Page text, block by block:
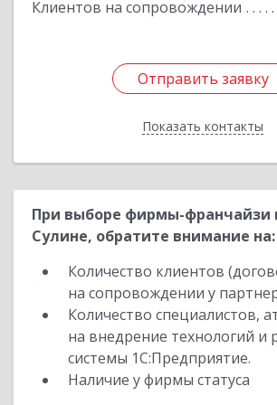
Клиентов на сопровождении
Отправить заявку
Показать контакты
Отправить заявку
Назад
При выборе фирмы-франчайзи
Сулине, обратите внимание на:
Количество клиентов
на сопровождении у
Количество специалистов,
на внедрение технологий и
системы 1С:Предприятие.
Наличие у фирмы статуса